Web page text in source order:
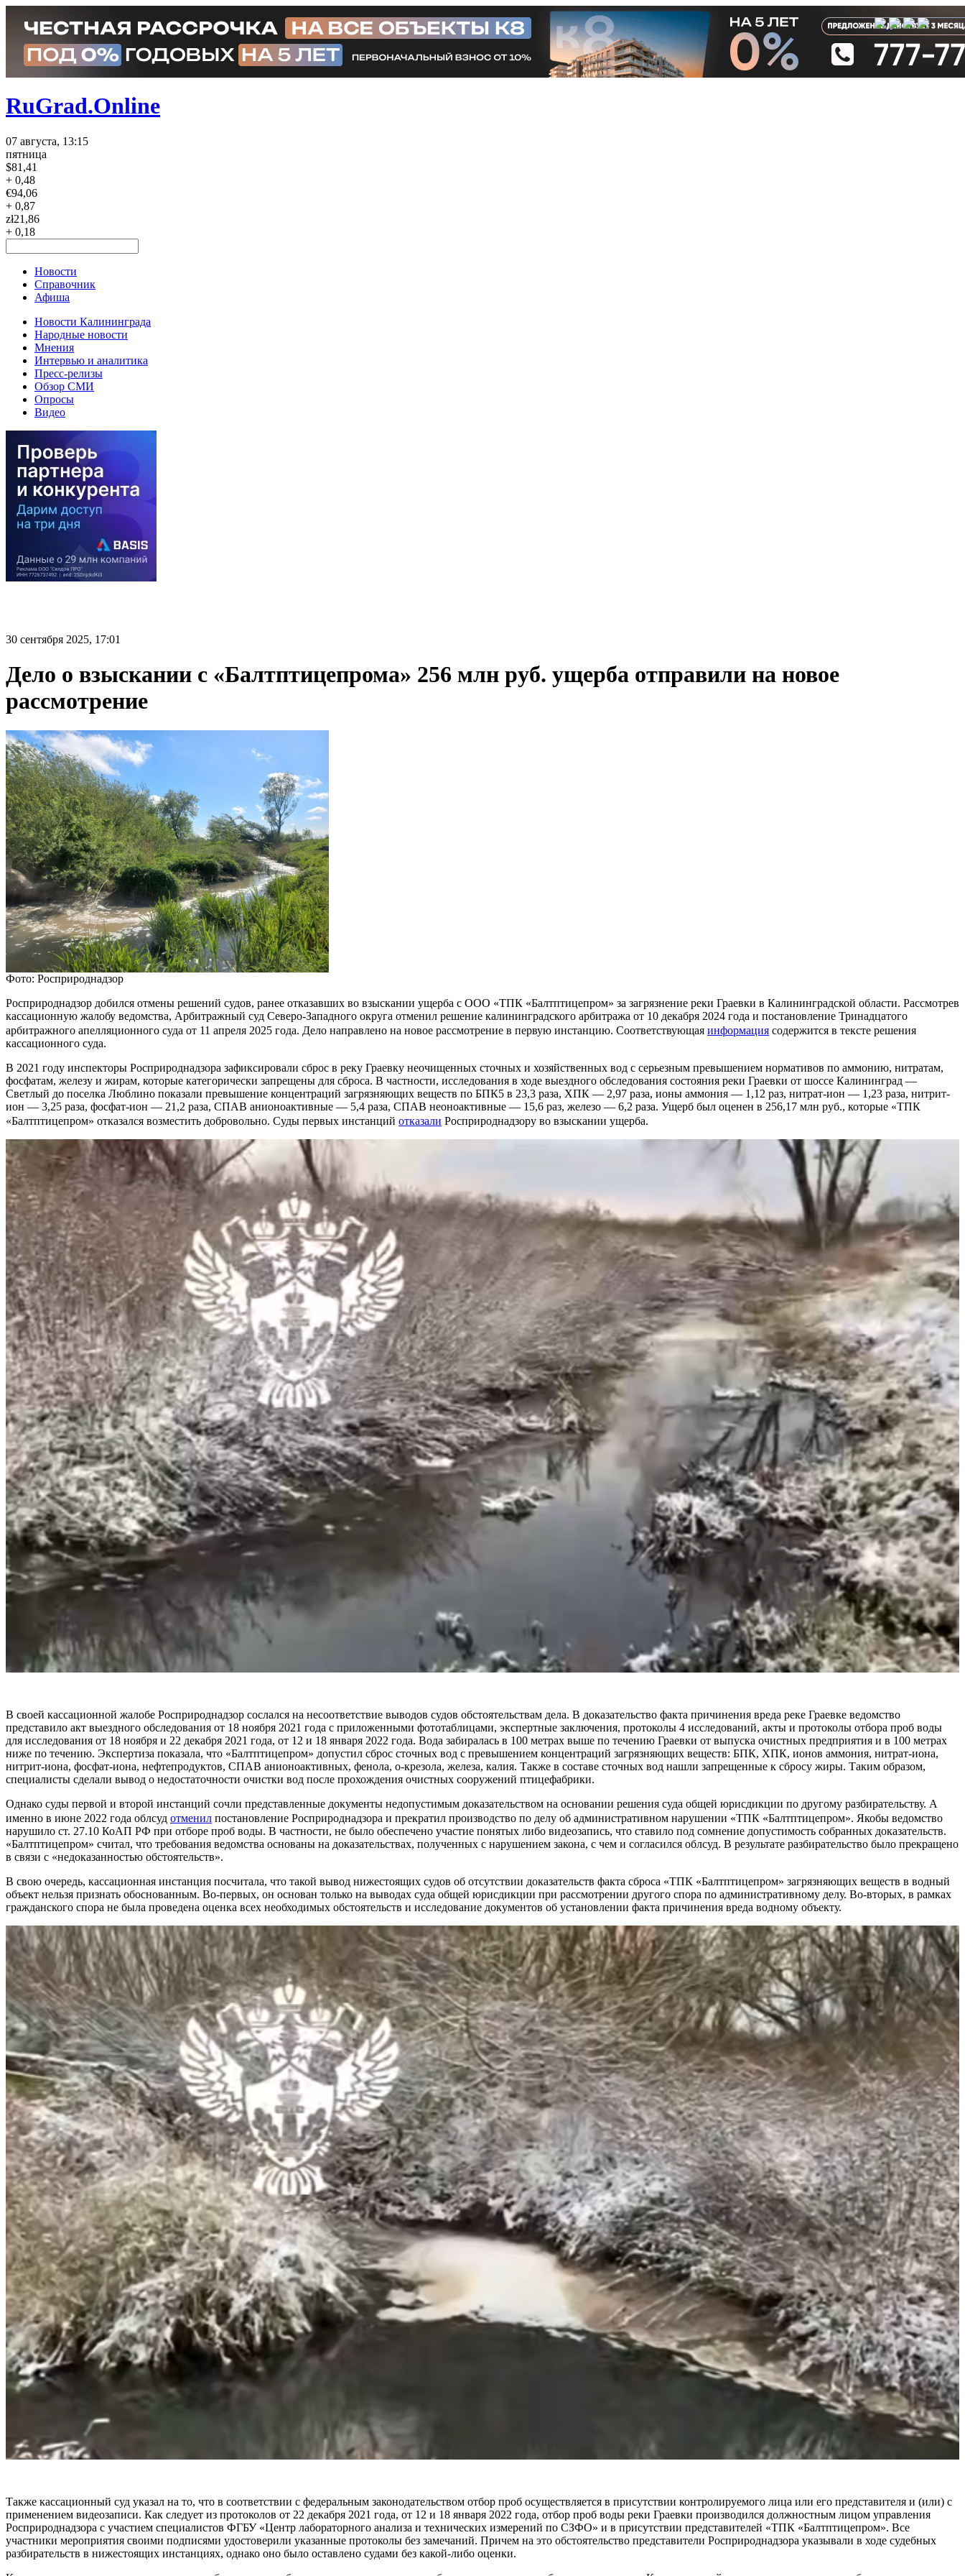
RuGrad.Online
07 августа, 13:15
пятница
$81,41
+ 0,48
€94,06
+ 0,87
zł21,86
+ 0,18
Новости
Справочник
Афиша
Новости Калининграда
Народные новости
Мнения
Интервью и аналитика
Пресс-релизы
Обзор СМИ
Опросы
Видео
30 сентября 2025, 17:01
Дело о взыскании с «Балтптицепрома» 256 млн руб. ущерба отправили на новое
рассмотрение
Фото: Росприроднадзор
Росприроднадзор добился отмены решений судов, ранее отказавших во взыскании ущерба с ООО «ТПК «Балтптицепром» за загрязнение реки Граевки в Калининградской области. Рассмотрев
кассационную жалобу ведомства, Арбитражный суд Северо-Западного округа отменил решение калининградского арбитража от 10 декабря 2024 года и постановление Тринадцатого
арбитражного апелляционного суда от 11 апреля 2025 года. Дело направлено на новое рассмотрение в первую инстанцию. Соответствующая информация содержится в тексте решения
кассационного суда.
В 2021 году инспекторы Росприроднадзора зафиксировали сброс в реку Граевку неочищенных сточных и хозяйственных вод с серьезным превышением нормативов по аммонию, нитратам,
фосфатам, железу и жирам, которые категорически запрещены для сброса. В частности, исследования в ходе выездного обследования состояния реки Граевки от шоссе Калининград —
Светлый до поселка Люблино показали превышение концентраций загрязняющих веществ по БПК5 в 23,3 раза, ХПК — 2,97 раза, ионы аммония — 1,12 раз, нитрат-ион — 1,23 раза, нитрит-
ион — 3,25 раза, фосфат-ион — 21,2 раза, СПАВ анионоактивные — 5,4 раза, СПАВ неоноактивные — 15,6 раз, железо — 6,2 раза. Ущерб был оценен в 256,17 млн руб., которые «ТПК
«Балтптицепром» отказался возместить добровольно. Суды первых инстанций отказали Росприроднадзору во взыскании ущерба.
В своей кассационной жалобе Росприроднадзор сослался на несоответствие выводов судов обстоятельствам дела. В доказательство факта причинения вреда реке Граевке ведомство
представило акт выездного обследования от 18 ноября 2021 года с приложенными фототаблицами, экспертные заключения, протоколы 4 исследований, акты и протоколы отбора проб воды
для исследования от 18 ноября и 22 декабря 2021 года, от 12 и 18 января 2022 года. Вода забиралась в 100 метрах выше по течению Граевки от выпуска очистных предприятия и в 100 метрах
ниже по течению. Экспертиза показала, что «Балтптицепром» допустил сброс сточных вод с превышением концентраций загрязняющих веществ: БПК, ХПК, ионов аммония, нитрат-иона,
нитрит-иона, фосфат-иона, нефтепродуктов, СПАВ анионоактивных, фенола, о-крезола, железа, калия. Также в составе сточных вод нашли запрещенные к сбросу жиры. Таким образом,
специалисты сделали вывод о недостаточности очистки вод после прохождения очистных сооружений птицефабрики.
Однако суды первой и второй инстанций сочли представленные документы недопустимым доказательством на основании решения суда общей юрисдикции по другому разбирательству. А
именно в июне 2022 года облсуд отменил постановление Росприроднадзора и прекратил производство по делу об административном нарушении «ТПК «Балтптицепром». Якобы ведомство
нарушило ст. 27.10 КоАП РФ при отборе проб воды. В частности, не было обеспечено участие понятых либо видеозапись, что ставило под сомнение допустимость собранных доказательств.
«Балтптицепром» считал, что требования ведомства основаны на доказательствах, полученных с нарушением закона, с чем и согласился облсуд. В результате разбирательство было прекращено
в связи с «недоказанностью обстоятельств».
В свою очередь, кассационная инстанция посчитала, что такой вывод нижестоящих судов об отсутствии доказательств факта сброса «ТПК «Балтптицепром» загрязняющих веществ в водный
объект нельзя признать обоснованным. Во-первых, он основан только на выводах суда общей юрисдикции при рассмотрении другого спора по административному делу. Во-вторых, в рамках
гражданского спора не была проведена оценка всех необходимых обстоятельств и исследование документов об установлении факта причинения вреда водному объекту.
Также кассационный суд указал на то, что в соответствии с федеральным законодательством отбор проб осуществляется в присутствии контролируемого лица или его представителя и (или) с
применением видеозаписи. Как следует из протоколов от 22 декабря 2021 года, от 12 и 18 января 2022 года, отбор проб воды реки Граевки производился должностным лицом управления
Росприроднадзора с участием специалистов ФГБУ «Центр лабораторного анализа и технических измерений по СЗФО» и в присутствии представителей «ТПК «Балтптицепром». Все
участники мероприятия своими подписями удостоверили указанные протоколы без замечаний. Причем на это обстоятельство представители Росприроднадзора указывали в ходе судебных
разбирательств в нижестоящих инстанциях, однако оно было оставлено судами без какой-либо оценки.